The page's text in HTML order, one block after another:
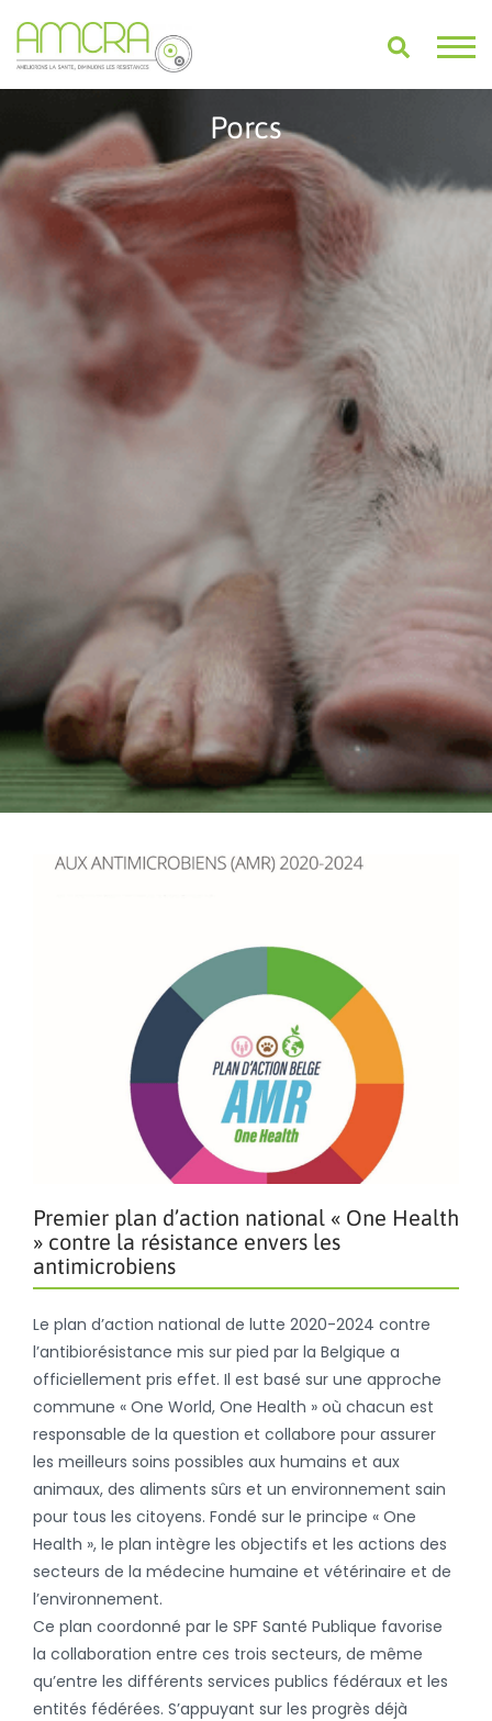
Porcs
Premier plan d’action national « One Health
» contre la résistance envers les
antimicrobiens
Le plan d’action national de lutte 2020-2024 contre
l’antibiorésistance mis sur pied par la Belgique a
officiellement pris effet. Il est basé sur une approche
commune « One World, One Health » où chacun est
responsable de la question et collabore pour assurer
les meilleurs soins possibles aux humains et aux
animaux, des aliments sûrs et un environnement sain
pour tous les citoyens. Fondé sur le principe « One
Health », le plan intègre les objectifs et les actions des
secteurs de la médecine humaine et vétérinaire et de
l’environnement.
Ce plan coordonné par le SPF Santé Publique favorise
la collaboration entre ces trois secteurs, de même
qu’entre les différents services publics fédéraux et les
entités fédérées. S’appuyant sur les progrès déjà